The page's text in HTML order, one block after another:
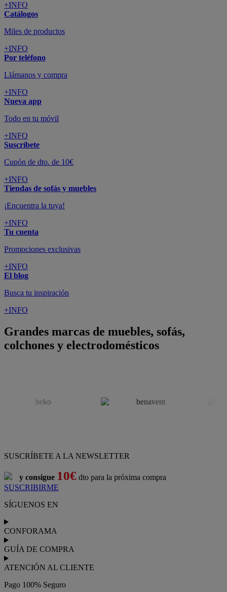
+INFO
Catálogos
Miles de productos
+INFO
Por teléfono
Llámanos y compra
+INFO
Nueva app
Todo en tu móvil
+INFO
Suscríbete
Cupón de dto. de 10€
+INFO
Tiendas de sofás y muebles
¡Encuentra la tuya!
+INFO
Tu cuenta
Promociones exclusivas
+INFO
El blog
Busca tu inspiración
+INFO
Grandes marcas de muebles, sofás,
colchones y electrodomésticos
SUSCRÍBETE A LA NEWSLETTER
y consigue 10€ dto para la próxima compra
SUSCRIBIRME
SÍGUENOS EN
CONFORAMA
GUÍA DE COMPRA
ATENCIÓN AL CLIENTE
Pago 100% Seguro